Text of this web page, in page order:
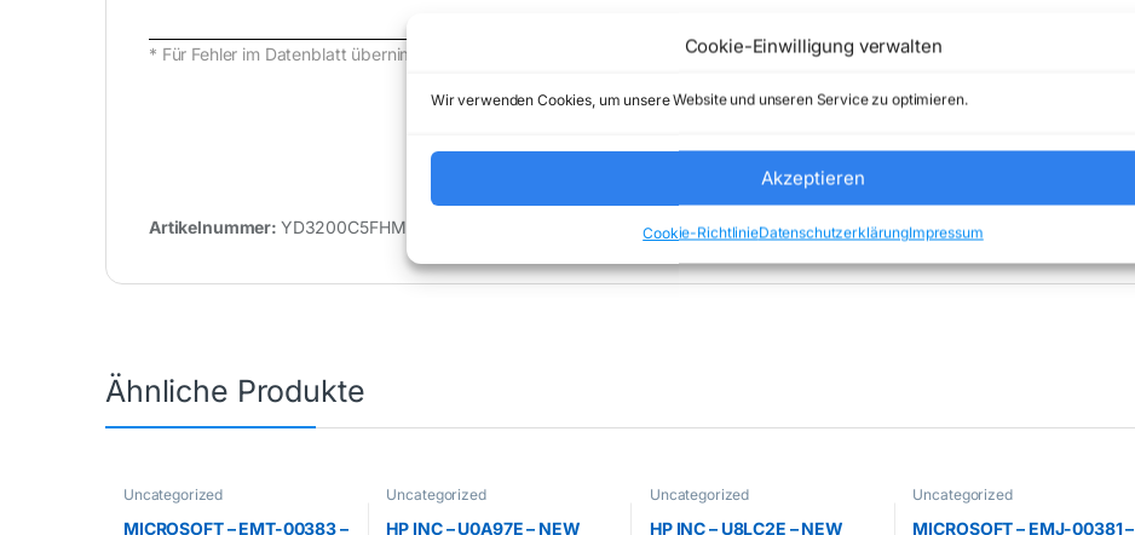
Cookie-Einwilligung verwalten
Wir verwenden Cookies, um unsere Website und unseren Service zu optimieren.
Akzeptieren
Cookie-RichtlinieDatenschutzerklärungImpressum
* Für Fehler im Datenblatt übernimmt (buy-net.de) Comstex GmbH & Co. KG keine Haftung ( 202608062000 )
Artikelnummer: YD3200C5FHMPK Uncategorized Marke:AMD
Ähnliche Produkte
Uncategorized
MICROSOFT – EMT-00383 –
Uncategorized
HP INC – U0A97E – NEW
Uncategorized
HP INC – U8LC2E – NEW
Uncategorized
MICROSOFT – EMJ-00381 –